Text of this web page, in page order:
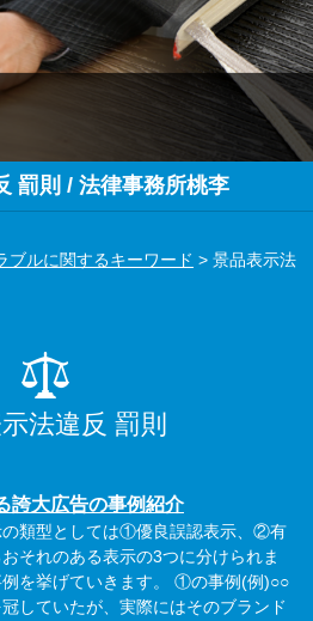
罰則 / 法律事務所桃李
ブルに関するキーワード > 景品表示法
法違反 罰則
誇大広告の事例紹介
の類型としては①優良誤認表示、②有
それのある表示の3つに分けられま
を挙げていきます。 ①の事例(例)○○
していたが、実際にはそのブランド